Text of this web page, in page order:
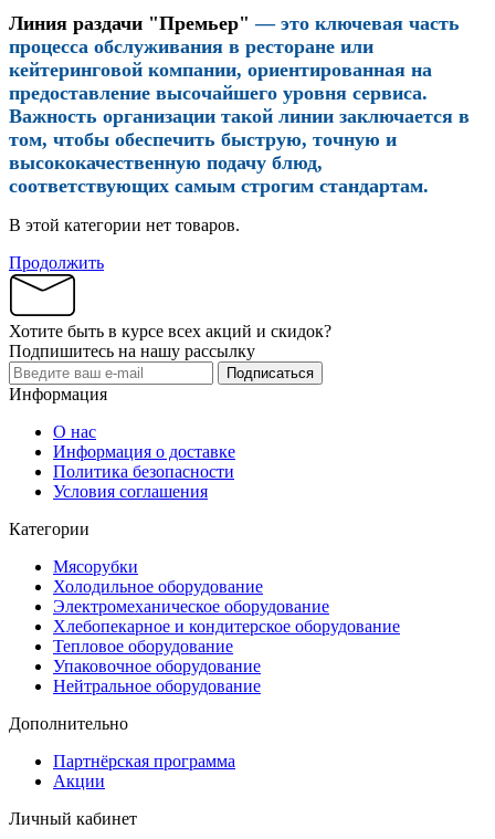
Линия раздачи "Премьер"— это ключевая часть
процесса обслуживания в ресторане или
кейтеринговой компании, ориентированная на
предоставление высочайшего уровня сервиса.
Важность организации такой линии заключается в
том, чтобы обеспечить быструю, точную и
высококачественную подачу блюд,
соответствующих самым строгим стандартам.
В этой категории нет товаров.
Продолжить
Хотите быть в курсе всех акций и скидок?
Подпишитесь на нашу рассылку
Подписаться
Информация
О нас
Информация о доставке
Политика безопасности
Условия соглашения
Категории
Мясорубки
Холодильное оборудование
Электромеханическое оборудование
Хлебопекарное и кондитерское оборудование
Тепловое оборудование
Упаковочное оборудование
Нейтральное оборудование
Дополнительно
Партнёрская программа
Акции
Личный кабинет